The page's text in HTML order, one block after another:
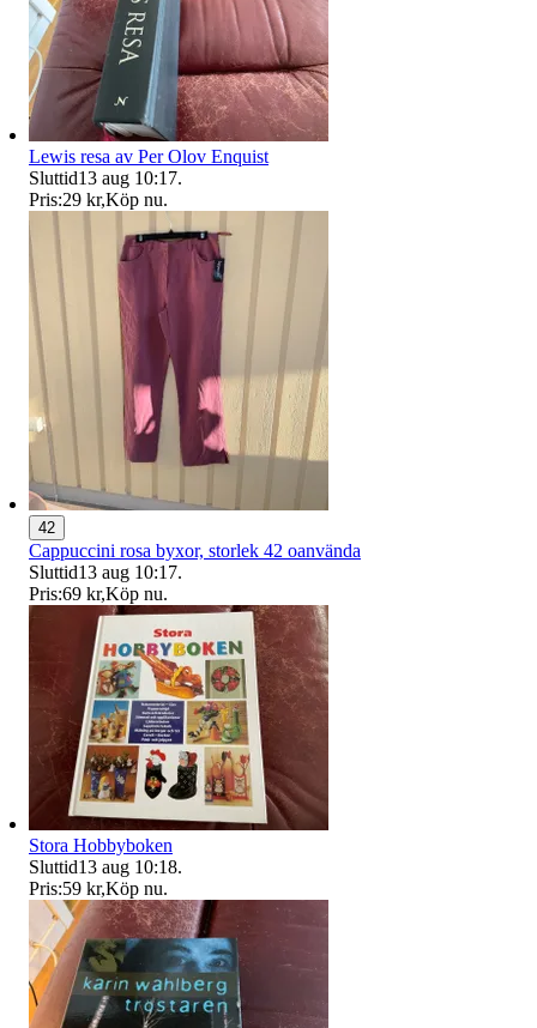
Lewis resa av Per Olov Enquist
Sluttid13 aug 10:17.
Pris:29 kr,Köp nu.
42
Cappuccini rosa byxor, storlek 42 oanvända
Sluttid13 aug 10:17.
Pris:69 kr,Köp nu.
Stora Hobbyboken
Sluttid13 aug 10:18.
Pris:59 kr,Köp nu.